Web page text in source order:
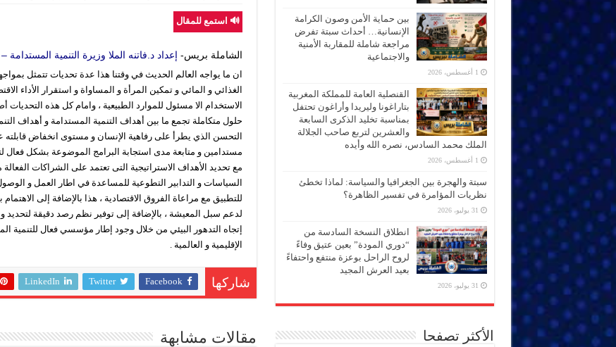
🔊 استمع للمقال
الشاملة بريس- إعداد د.فاتنه الملا وزيرة التنمية
ان ما يواجه العالم الحديث في وقتنا هذا عدة تحديات تتمثل
الغذائي و المائي و تمكين المرأة و المساواة و استقرار الأداء
الاستخدام الا مسئول للموارد الطبيعية ، وامام كل هذه
حلول متكاملة تجمع ما بين أهداف التنمية المستدامة و أهداف
التحسن الذي يطرأ على رفاهية الإنسان و مستوى انخفاض قابلته
مستدامين و متابعة مدى استجابة البرامج الموضوعة بشكل فعال
مع تحديد الأهداف الاستراتيجية التى تعتمد على الشراكات
السياسات و التدابير التطوعية للمساعدة في اطار العمل و
للتطبيق مع مراعاة الفروق الاقتصادية ، هذا بالإضافة إلى
لدعم سبل المعيشة ، بالإضافة إلى توفير نظم رصد دقيقة
إتجاه التدهور البيئي من خلال وجود إطار مؤسسي فعال للتنمية
الإقليمية و العالمية .
شاركها Facebook
Twitter
LinkedIn
مقالات مشابهة
بين حماية الأمن وصون الكرامة
الإنسانية… أحداث سبتة تفرض
مراجعة شاملة للمقاربة الأمنية
والاجتماعية
1 أغسطس، 2026
القنصلية العامة للمملكة المغربية
بتاراغونا وليريدا وأراغون تحتفل
بمناسبة تخليد الذكرى السابعة
والعشرين لتربع صاحب الجلالة
الملك محمد السادس، نصره الله وأيده
1 أغسطس، 2026
سبتة والهجرة بين الجغرافيا والسياسة: لماذا تخطئ
نظريات المؤامرة في تفسير الظاهرة؟
31 يوليو، 2026
انطلاق النسخة السادسة من
“دوري المودة” بعين عتيق وفاءً
لروح الراحل بوعزة منتفع واحتفاءً
بعيد العرش المجيد
31 يوليو، 2026
الأكثر تصفحا